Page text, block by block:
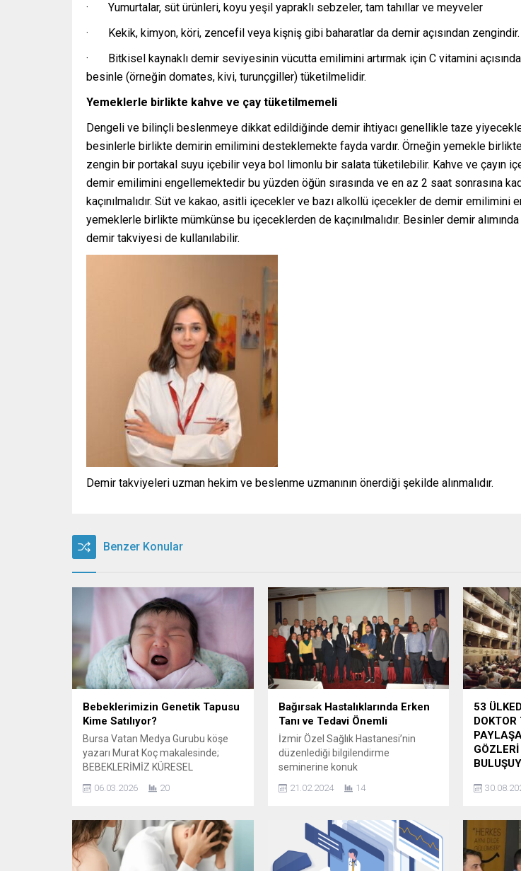
· Yumurtalar, süt ürünleri, koyu yeşil yapraklı sebzeler, tam tahıllar ve meyveler
· Kekik, kimyon, köri, zencefil veya kişniş gibi baharatlar da demir açısından zengindir.
· Bitkisel kaynaklı demir seviyesinin vücutta emilimini artırmak için C vitamini
besinle (örneğin domates, kivi, turunçgiller) tüketilmelidir.
Yemeklerle birlikte kahve ve çay tüketilmemeli
Dengeli ve bilinçli beslenmeye dikkat edildiğinde demir ihtiyacı genellikle taze
besinlerle birlikte demirin emilimini desteklemekte fayda vardır. Örneğin yemekle birlikte
zengin bir portakal suyu içebilir veya bol limonlu bir salata tüketilebilir. Kahve ve çayın
demir emilimini engellemektedir bu yüzden öğün sırasında ve en az 2 saat sonrasına
kaçınılmalıdır. Süt ve kakao, asitli içecekler ve bazı alkollü içecekler de demir emilimini
yemeklerle birlikte mümkünse bu içeceklerden de kaçınılmalıdır. Besinler demir
demir takviyesi de kullanılabilir.
Demir takviyeleri uzman hekim ve beslenme uzmanının önerdiği şekilde alınmalıdır.
Benzer Konular
Bebeklerimizin Genetik Tapusu
Kime Satılıyor?
Bursa Vatan Medya Gurubu köşe
yazarı Murat Koç makalesinde;
BEBEKLERİMİZ KÜRESEL
YAMYAMLARIN MENÜSÜNDE Mİ? ​
“Bana dokunmayan yılan bin
bebeğinin topuğundan kan emdiğini
anladığında çok geç olacağı bir
eşikteyiz artık! ​Bugün size bir sağlık
prosedüründen değil, küresel bir
06.03.2026 20
Bağırsak Hastalıklarında Erken
Tanı ve Tedavi Önemli
İzmir Özel Sağlık Hastanesi’nin
düzenlediği bilgilendirme
seminerine konuk
olan Gastroenteroloji Uzmanı Dr.
Fatih Saygılı ‘Bağırsak: İkinci Beyin’
Egepalas Oteli yönetici ve
çalışanlarına yönelik düzenlenen
seminerde konuşan Uzm. Dr. Fatih
Saygılı, sindirim sisteminin görevleri
21.02.2024 14
53
GÖZLERİ
bu yılki
Türkiye’yi
3 Eylül